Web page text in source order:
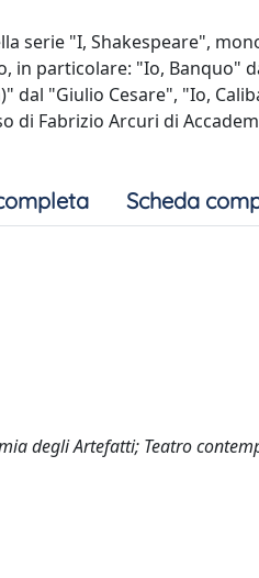
serie "I, Shakespeare",
in particolare: "Io, Banquo"
dal "Giulio Cesare", "Io,
di Fabrizio Arcuri di
Scheda
degli Artefatti; Teatro